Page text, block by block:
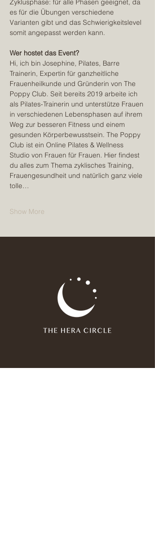
Zyklusphase: für alle Phasen geeignet, da
es für die Übungen verschiedene
Varianten gibt und das Schwierigkeitslevel
somit angepasst werden kann.
Wer hostet das Event?
Hi, ich bin Josephine, Pilates, Barre
Trainerin, Expertin für ganzheitliche
Frauenheilkunde und Gründerin von The
Poppy Club. Seit bereits 2019 arbeite ich
als Pilates-Trainerin und unterstütze Frauen
in verschiedenen Lebensphasen auf ihrem
Weg zur besseren Fitness und einem
gesunden Körperbewusstsein. The Poppy
Club ist ein Online Pilates & Wellness
Studio von Frauen für Frauen. Hier findest
du alles zum Thema zyklisches Training,
Frauengesundheit und natürlich ganz viele
tolle…
Show More